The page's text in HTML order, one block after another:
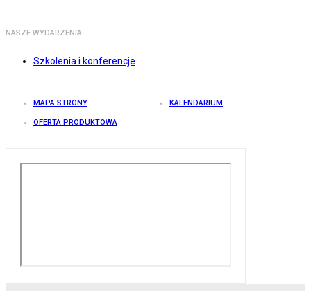
NASZE WYDARZENIA
Szkolenia i konferencje
MAPA STRONY KALENDARIUM
OFERTA PRODUKTOWA